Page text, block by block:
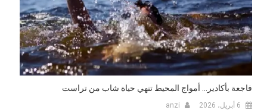
فاجعة بأكادير… أمواج المحيط تنهي حياة شاب من تراست
6 أبريل، 2026 anzi